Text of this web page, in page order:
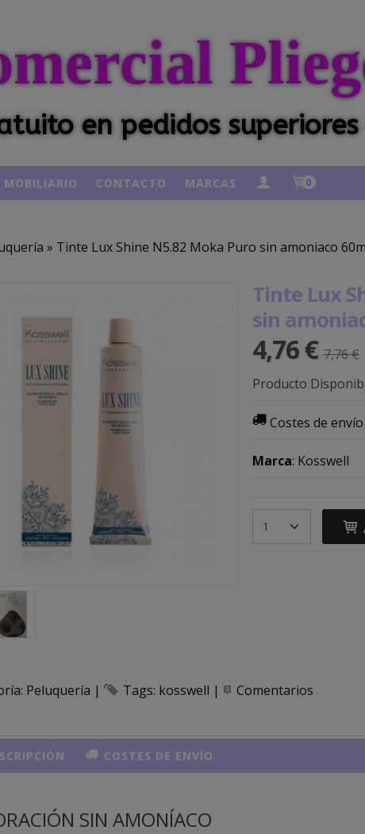
en pedidos
MOBILIARIO CONTACTO MARCAS 0
» Tinte Lux Shine N5.82 Moka Puro sin amoniaco
Tinte Lux
sin
4,76 € 7,76 €
Producto
Costes de envío
Marca: Kosswell
Peluquería | Tags: kosswell | Comentarios
COSTES DE ENVÍO
SIN AMONÍACO